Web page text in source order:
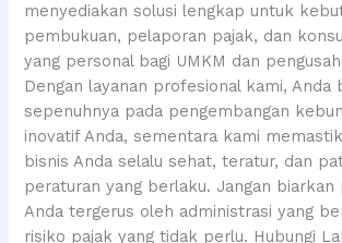
menyediakan solusi lengkap untuk
pembukuan, pelaporan pajak, dan
yang personal bagi UMKM dan
Dengan layanan profesional kami, Anda
sepenuhnya pada pengembangan
inovatif Anda, sementara kami
bisnis Anda selalu sehat, teratur, dan
peraturan yang berlaku. Jangan
Anda tergerus oleh administrasi yang
risiko pajak yang tidak perlu. Hubungi